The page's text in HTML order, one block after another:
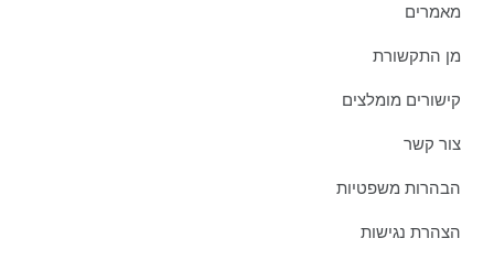
מאמרים
מן התקשורת
קישורים מומלצים
צור קשר
הבהרות משפטיות
הצהרת נגישות